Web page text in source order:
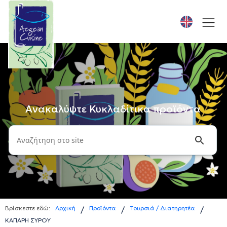
Ανακαλύψτε Κυκλαδίτικα προϊόντα
Βρίσκεστε εδώ: Αρχική / Προϊόντα / Τουρσιά / Διατηρητέα /
ΚΑΠΑΡΗ ΣΥΡΟΥ